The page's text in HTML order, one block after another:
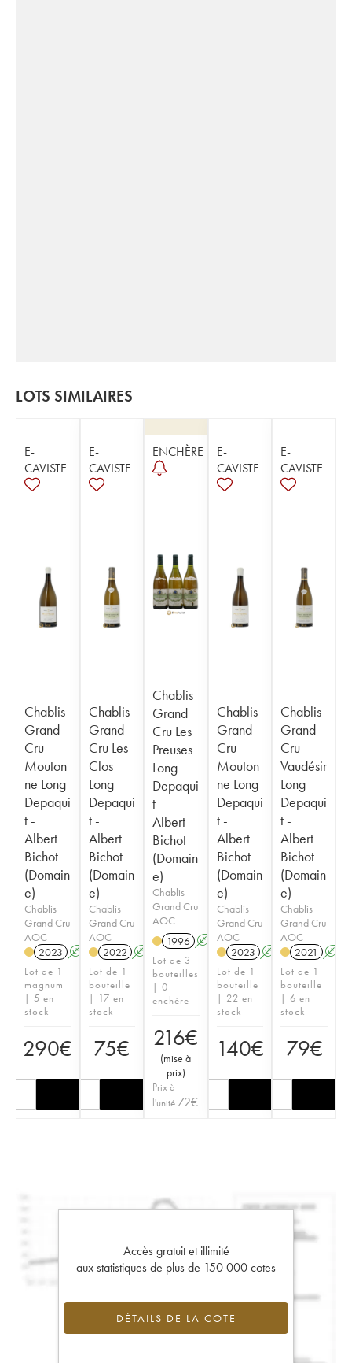
LOTS SIMILAIRES
E-
CAVISTE
Chablis
Grand
Cru
Mouton
ne Long
Depaqui
t -
Albert
Bichot
(Domain
e)
Chablis
Grand Cru
AOC
2023 A
Lot de 1
magnum
| 5 en
stock
290€
E-
CAVISTE
Chablis
Grand
Cru Les
Clos
Long
Depaqui
t -
Albert
Bichot
(Domain
e)
Chablis
Grand Cru
AOC
2022 A
Lot de 1
bouteille
| 17 en
stock
75€
ENCHÈRE
Chablis
Grand
Cru Les
Preuses
Long
Depaqui
t -
Albert
Bichot
(Domain
e)
Chablis
Grand Cru
AOC
1996 A
Lot de 3
bouteilles
| 0
enchère
216€
(mise à
prix)
Prix à
l'unité 72€
E-
CAVISTE
Chablis
Grand
Cru
Mouton
ne Long
Depaqui
t -
Albert
Bichot
(Domain
e)
Chablis
Grand Cru
AOC
2023 A
Lot de 1
bouteille
| 22 en
stock
140€
E-
CAVISTE
Chablis
Grand
Cru
Vaudésir
Long
Depaqui
t -
Albert
Bichot
(Domain
e)
Chablis
Grand Cru
AOC
2021
A
Lot de 1
bouteille
| 6 en
stock
79€
Accès gratuit et illimité
aux statistiques de plus de 150 000 cotes
DÉTAILS DE LA COTE